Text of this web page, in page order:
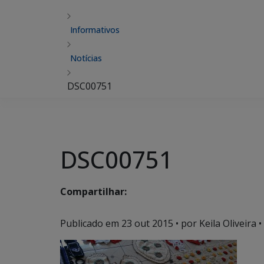
Informativos
Notícias
DSC00751
DSC00751
Compartilhar:
Publicado em 23 out 2015 • por Keila Oliveira •